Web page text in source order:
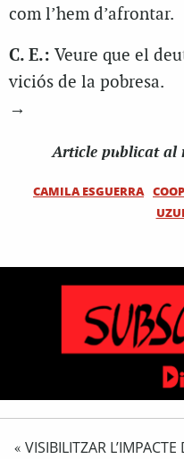
com l’hem d’afrontar.
C. E.: Veure que el
viciós de la pobresa.
→
Article publicat al
CAMILA ESGUERRA
« VISIBILITZAR